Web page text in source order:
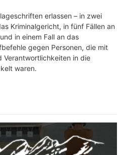
erlassen – in zwei
Kriminalgericht, in fünf Fällen an
in einem Fall an das
gegen Personen, die mit
Verantwortlichkeiten in die
waren.